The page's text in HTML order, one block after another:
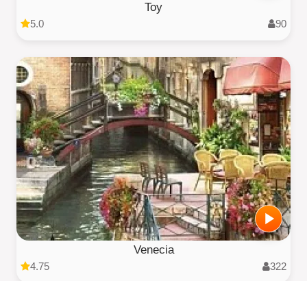
Toy
5.0 90
Venecia
4.75 322